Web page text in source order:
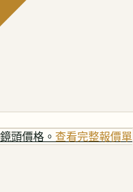
頭價格。 查看完整報價單